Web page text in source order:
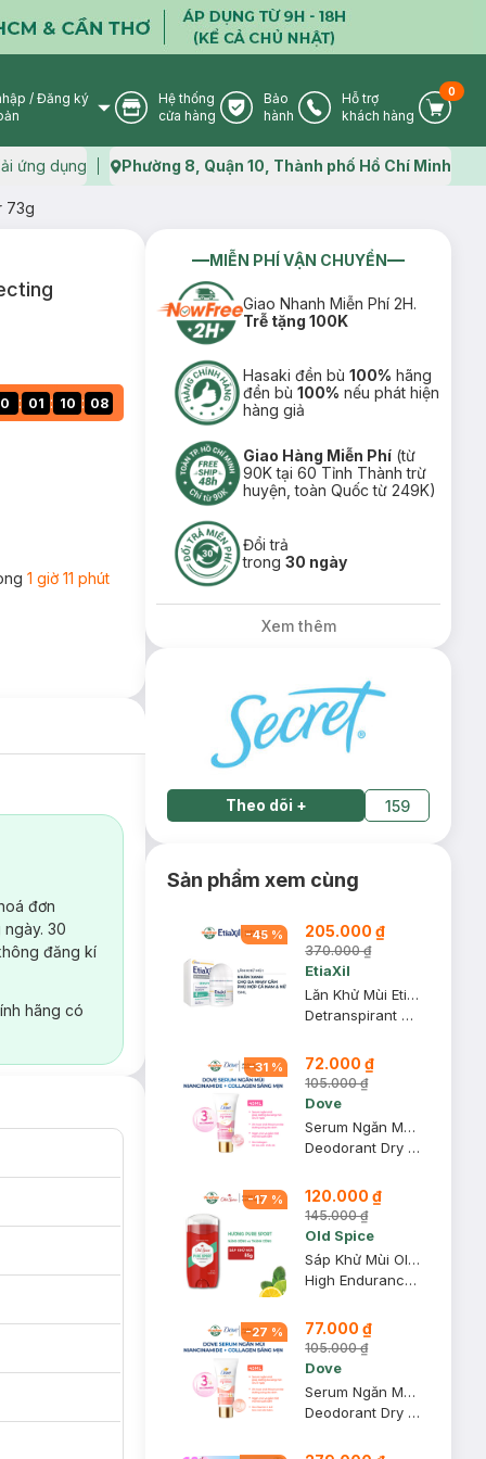
User Icon
/ Đăng ký
Store Icon
Hệ thống
cửa hàng
Warranty Icon
Bảo
hành
Phone Icon
Hỗ trợ
khách hàng
Cart
0
ứng dụng Map icon
Phường 8, Quận 10, Thành phố Hồ Chí Minh
73g
0 : 01 : 10 : 07
1 giờ 11 phút
đơn
30
đăng kí
hãng có
MIỄN PHÍ VẬN CHUYỂN
Giao Nhanh Miễn Phí 2H.
Trễ tặng 100K
Hasaki đền bù100% hãng
đền bù100% nếu phát hiện
hàng giả
Giao Hàng Miễn Phí (từ
90K tại 60 Tỉnh Thành trừ
huyện, toàn Quốc từ 249K)
Đổi trả
trong30 ngày
Xem thêm
Theo dõi + 159
Sản phẩm xem cùng
-45 % 205.000 ₫
370.000 ₫
EtiaXil
Lăn Khử Mùi EtiaXil Nhãn Xanh Cho Da Nhạy Cảm 15ml
Detranspirant Traitement Roll-On Peaux Sensibles
-31 % 72.000 ₫
105.000 ₫
Dove
Serum Ngăn Mùi Dove Giúp Da Sáng Mịn Đều Màu 40ml
Deodorant Dry Serum 3% Niacinamide + 10X Collagen
-17 % 120.000 ₫
145.000 ₫
Old Spice
Sáp Khử Mùi Old Spice Hương Pure Sport Năng Động 85g (Đỏ)
High Endurance Deodorant Pure Sport (Hàng Mỹ Nhập Khẩu Chính Hãng)
-27 % 77.000 ₫
105.000 ₫
Dove
Serum Ngăn Mùi Dove Giúp Mờ Thâm Thu Nhỏ Lỗ Chân Lông 40ml
Deodorant Dry Serum 3% Niacinamide + 10X Vit C&E